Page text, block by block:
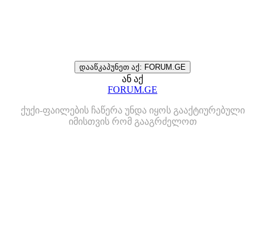
დააწკაპუნეთ აქ: FORUM.GE
ან აქ
FORUM.GE
ქუქი-ფაილების ჩაწერა უნდა იყოს გააქტიურებული
იმისთვის რომ გააგრძელოთ